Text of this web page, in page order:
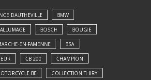
DAUTHEVILLE BMW
BOSCH BOUGIE
EN-FAMENNE BSA
CB 200 CHAMPION
COLLECTION THIRY